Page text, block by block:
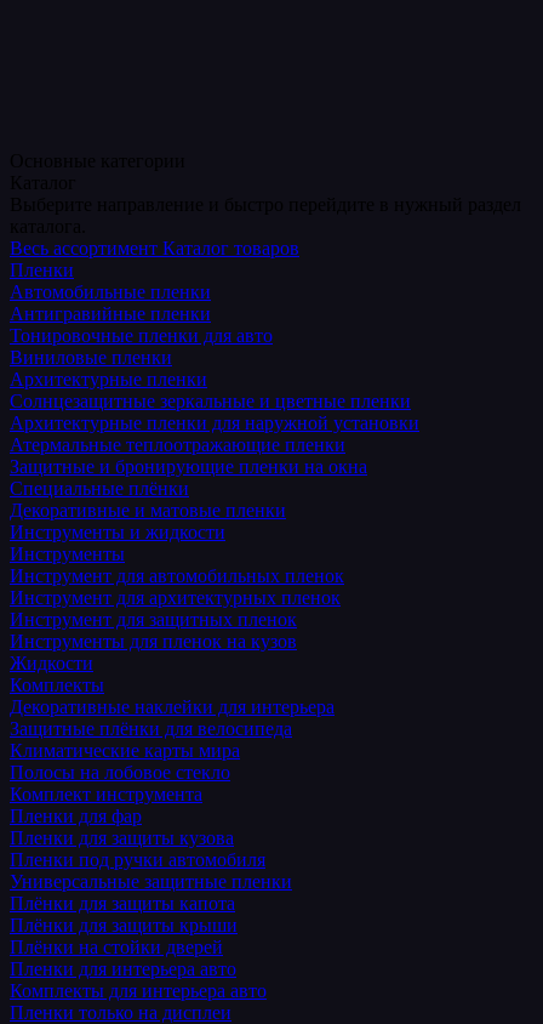
Весь ассортимент Каталог товаров
Пленки
Автомобильные пленки
Антигравийные пленки
Тонировочные пленки для авто
Виниловые пленки
Архитектурные пленки
Солнцезащитные зеркальные и цветные пленки
Архитектурные пленки для наружной установки
Атермальные теплоотражающие пленки
Защитные и бронирующие пленки на окна
Специальные плёнки
Декоративные и матовые пленки
Инструменты и жидкости
Инструменты
Инструмент для автомобильных пленок
Инструмент для архитектурных пленок
Инструмент для защитных пленок
Инструменты для пленок на кузов
Жидкости
Комплекты
Декоративные наклейки для интерьера
Защитные плёнки для велосипеда
Климатические карты мира
Полосы на лобовое стекло
Комплект инструмента
Пленки для фар
Пленки для защиты кузова
Пленки под ручки автомобиля
Универсальные защитные пленки
Плёнки для защиты капота
Плёнки для защиты крыши
Плёнки на стойки дверей
Пленки для интерьера авто
Комплекты для интерьера авто
Пленки только на дисплеи